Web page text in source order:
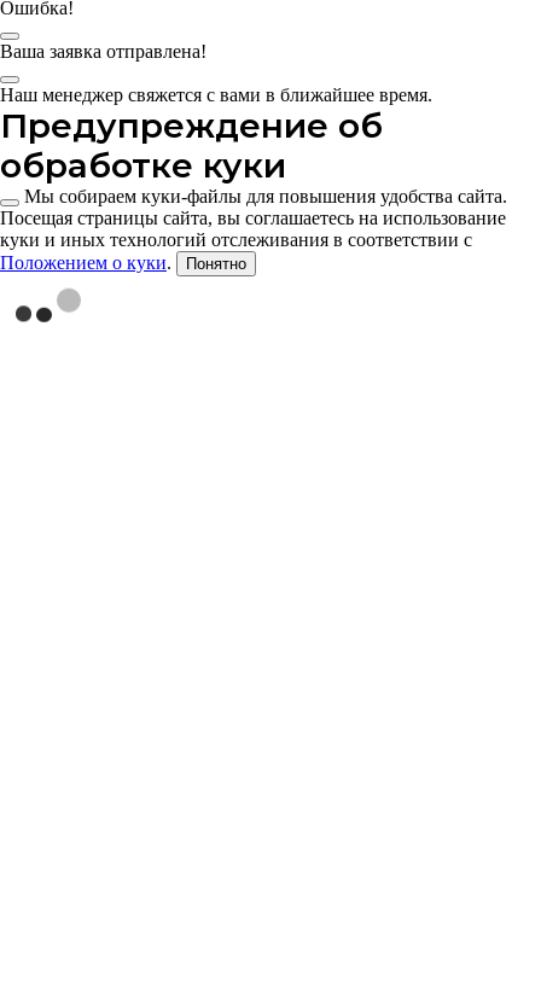
Ошибка!
Ваша заявка отправлена!
Наш менеджер свяжется с вами в ближайшее время.
Предупреждение об
обработке куки
Мы собираем куки-файлы для повышения удобства сайта.
Посещая страницы сайта, вы соглашаетесь на использование
куки и иных технологий отслеживания в соответствии с
Положением о куки. Понятно